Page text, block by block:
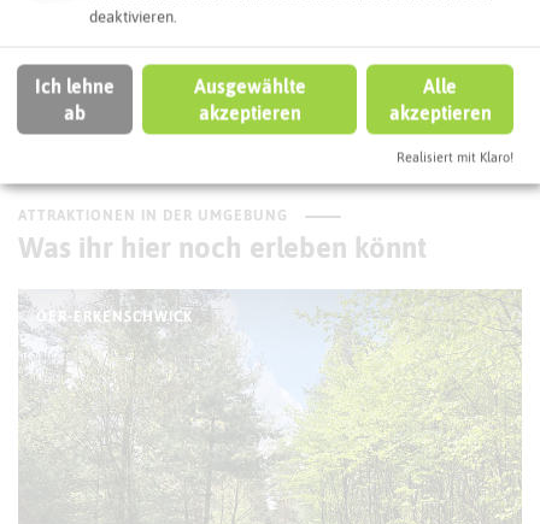
Autoroute finden
ATTRAKTIONEN IN DER UMGEBUNG
Was ihr hier noch erleben könnt
OER-ERKENSCHWICK
deaktivieren.
Ich lehne
ab
Ausgewählte
akzeptieren
Alle
akzeptieren
Realisiert mit Klaro!